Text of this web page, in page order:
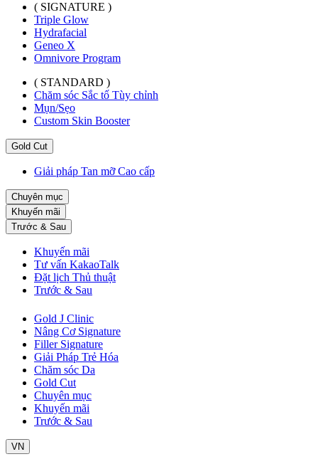
( SIGNATURE )
Triple Glow
Hydrafacial
Geneo X
Omnivore Program
( STANDARD )
Chăm sóc Sắc tố Tùy chỉnh
Mụn/Sẹo
Custom Skin Booster
Gold Cut
Giải pháp Tan mỡ Cao cấp
Chuyên mục
Khuyến mãi
Trước & Sau
Khuyến mãi
Tư vấn KakaoTalk
Đặt lịch Thủ thuật
Trước & Sau
Gold J Clinic
Nâng Cơ Signature
Filler Signature
Giải Pháp Trẻ Hóa
Chăm sóc Da
Gold Cut
Chuyên mục
Khuyến mãi
Trước & Sau
VN